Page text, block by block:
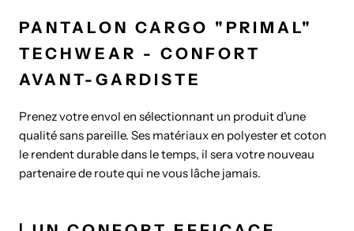
PANTALON CARGO "PRIMAL"
TECHWEAR - CONFORT
AVANT-GARDISTE
Prenez votre envol en sélectionnant un produit d'une
qualité sans pareille. Ses matériaux en polyester et coton
le rendent durable dans le temps, il sera votre nouveau
partenaire de route qui ne vous lâche jamais.